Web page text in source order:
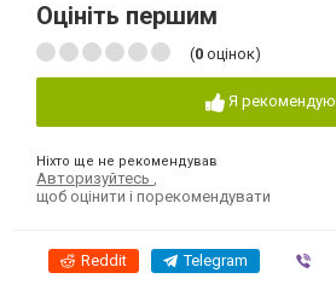
Оцініть першим
(0 оцінок)
Я рекомендую
Ніхто ще не рекомендував
Авторизуйтесь
щоб оцінити і порекомендувати
Reddit Telegram